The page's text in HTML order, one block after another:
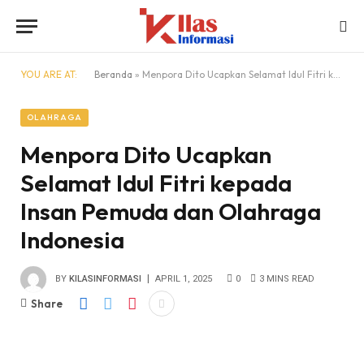
YOU ARE AT: Beranda » Menpora Dito Ucapkan Selamat Idul Fitri kepada Insan Pemuda dan Olahraga Indonesia
OLAHRAGA
Menpora Dito Ucapkan
Selamat Idul Fitri kepada
Insan Pemuda dan Olahraga
Indonesia
BY KILASINFORMASI APRIL 1, 2025 0 3 MINS READ
Share